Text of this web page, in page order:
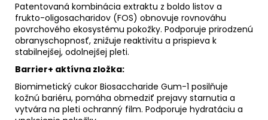
Patentovaná kombinácia extraktu z boldo listov a
frukto-oligosacharidov (FOS) obnovuje rovnováhu
povrchového ekosystému pokožky. Podporuje prirodzenú
obranyschopnosť, znižuje reaktivitu a prispieva k
stabilnejšej, odolnejšej pleti.
Barrier+ aktívna zložka:
Biomimetický cukor Biosaccharide Gum-1 posilňuje
kožnú bariéru, pomáha obmedziť prejavy starnutia a
vytvára na pleti ochranný film. Podporuje hydratáciu a